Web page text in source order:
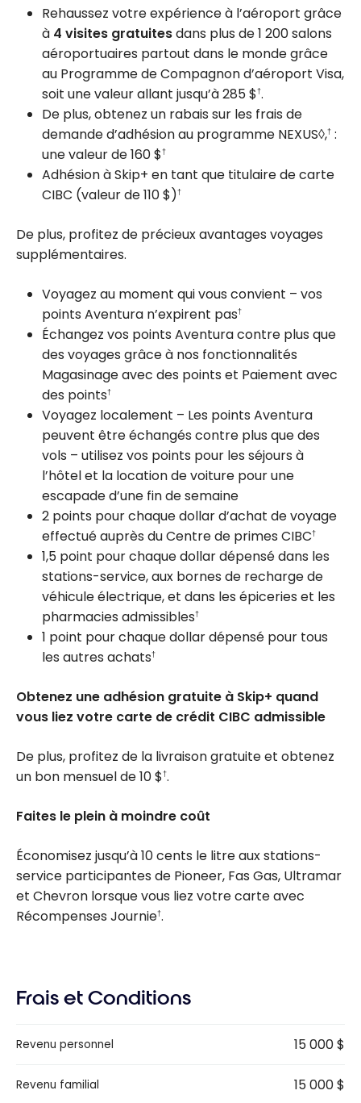
Rehaussez votre expérience à l’aéroport grâce
à 4 visites gratuitesdans plus de1 200salons
aéroportuaires partout dans le monde grâce
au Programme de Compagnon d’aéroport Visa,
soit une valeur allant jusqu’à285 $†.
De plus, obtenez un rabais sur les frais de
demande d’adhésion au programme NEXUS◊,† :
une valeur de160 $†
Adhésion à Skip+ en tant que titulaire de carte
CIBC (valeur de110 $)†
De plus, profitez de précieux avantages voyages
supplémentaires.
Voyagez au moment qui vous convient – vos
points Aventura n’expirent pas†
Échangez vos points Aventura contre plus que
des voyages grâce à nos fonctionnalités
Magasinage avec des points et Paiement avec
des points†
Voyagez localement – Les points Aventura
peuvent être échangés contre plus que des
vols – utilisez vos points pour les séjours à
l’hôtel et la location de voiture pour une
escapade d’une fin de semaine
2 points pour chaque dollar d’achat de voyage
effectué auprès du Centre de primes CIBC†
1,5 point pour chaque dollar dépensé dans les
stations-service, aux bornes de recharge de
véhicule électrique, et dans les épiceries et les
pharmacies admissibles†
1 point pour chaque dollar dépensé pour tous
les autres achats†
Obtenez une adhésion gratuite à Skip+ quand
vous liez votre carte de crédit CIBC admissible
De plus, profitez de la livraison gratuite et obtenez
un bon mensuel de10 $†.
Faites le plein à moindre coût
Économisez jusqu’à 10 cents le litre aux stations-
service participantes de Pioneer, Fas Gas, Ultramar
et Chevron lorsque vous liez votre carte avec
Récompenses Journie†.
Frais et Conditions
Revenu personnel 15 000 $
Revenu familial 15 000 $